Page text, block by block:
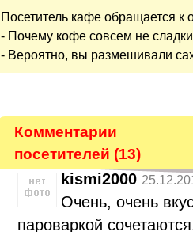
Посетитель кафе обращается к
- Почему кофе совсем не
- Вероятно, вы размешивали
Комментарии
посетителей (13)
kismi2000
Очень, очень
пароваркой